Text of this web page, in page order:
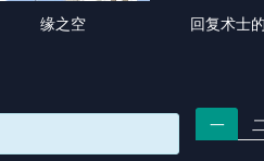
缘之空 回复术士
一